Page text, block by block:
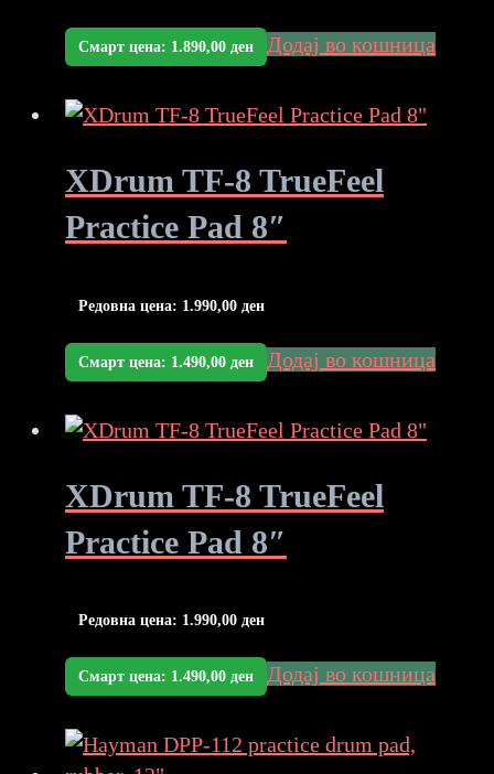
Смарт цена: 1.890,00 ден Додај во кошница
XDrum TF-8 TrueFeel
Practice Pad 8″
Редовна цена: 1.990,00 ден
Смарт цена: 1.490,00 ден Додај во кошница
XDrum TF-8 TrueFeel
Practice Pad 8″
Редовна цена: 1.990,00 ден
Смарт цена: 1.490,00 ден Додај во кошница